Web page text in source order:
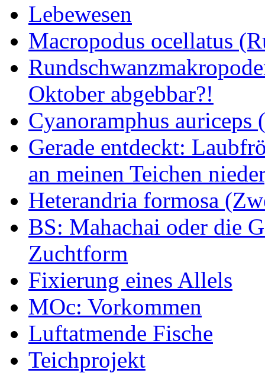
Lebewesen
Macropodus ocellatus
Oktober abgebbar?!
Cyanoramphus
Gerade entdeckt:
an meinen Teichen
Heterandria formosa
BS: Mahachai oder die
Zuchtform
Fixierung eines Allels
MOc: Vorkommen
Luftatmende Fische
Teichprojekt